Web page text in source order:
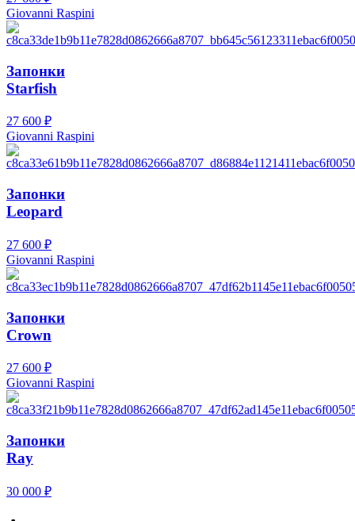
Giovanni Raspini
Запонки
Starfish
27 600 ₽
Giovanni Raspini
Запонки
Leopard
27 600 ₽
Giovanni Raspini
Запонки
Crown
27 600 ₽
Giovanni Raspini
Запонки
Ray
30 000 ₽